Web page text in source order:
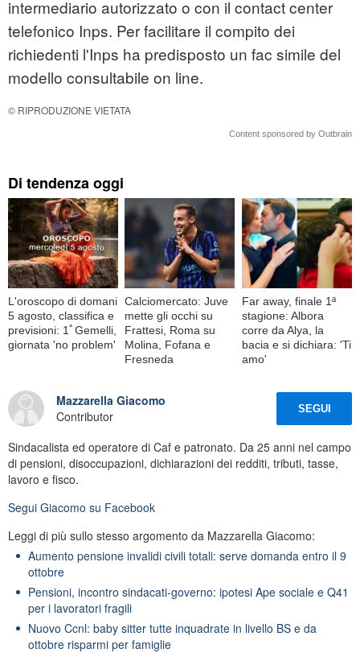
intermediario autorizzato o con il contact center
telefonico Inps. Per facilitare il compito dei
richiedenti l'Inps ha predisposto un fac simile del
modello consultabile on line.
© RIPRODUZIONE VIETATA
Content sponsored by Outbrain
Di tendenza oggi
L'oroscopo di domani
5 agosto, classifica e
previsioni: 1ﾟGemelli,
giornata 'no problem'
Calciomercato: Juve
mette gli occhi su
Frattesi, Roma su
Molina, Fofana e
Fresneda
Far away, finale 1ª
stagione: Albora
corre da Alya, la
bacia e si dichiara: 'Ti
amo'
Mazzarella Giacomo
Contributor
SEGUI
Sindacalista ed operatore di Caf e patronato. Da 25 anni nel campo
di pensioni, disoccupazioni, dichiarazioni dei redditi, tributi, tasse,
lavoro e fisco.
Segui Giacomo su Facebook
Leggi di più sullo stesso argomento da Mazzarella Giacomo:
Aumento pensione invalidi civili totali: serve domanda entro il 9
ottobre
Pensioni, incontro sindacati-governo: ipotesi Ape sociale e Q41
per i lavoratori fragili
Nuovo Ccnl: baby sitter tutte inquadrate in livello BS e da
ottobre risparmi per famiglie